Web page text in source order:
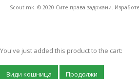
Scout.mk. © 2020 Сите права задржани.
You've just added this product to the cart:
Види кошница Продолжи